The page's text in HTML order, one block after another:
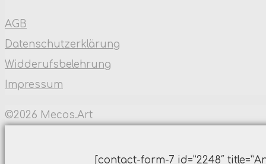
AGB
Datenschutzerklärung
Widderufsbelehrung
Impressum
©2026 Mecos.Art
[contact-form-7 id=”2248″